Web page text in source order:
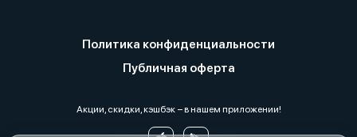
Политика конфиденциальности
Публичная оферта
Акции, скидки, кэшбэк − в нашем приложении!